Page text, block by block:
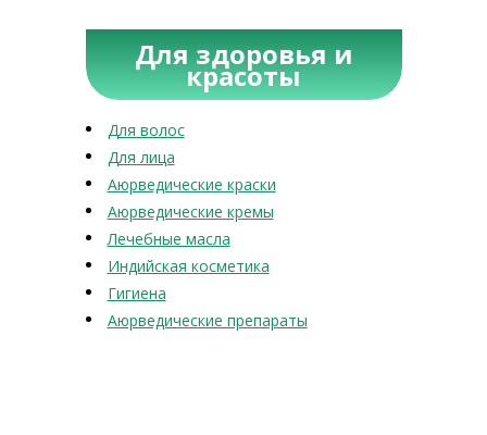
Для здоровья и
красоты
Для волос
Для лица
Аюрведические краски
Аюрведические кремы
Лечебные масла
Индийская косметика
Гигиена
Аюрведические препараты